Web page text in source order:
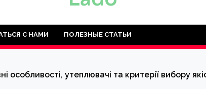
С НАМИ ПОЛЕЗНЫЕ СТАТЬИ
особливості, утеплювачі та критерії вибору